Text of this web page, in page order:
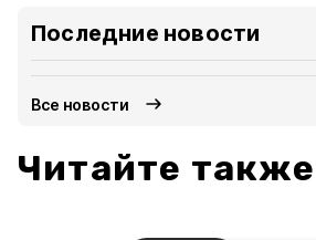
Последние новости
Все новости
Читайте также